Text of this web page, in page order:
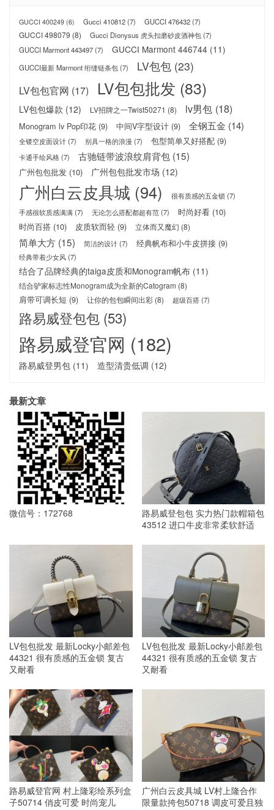
GUCCI 400249 (6) Gucci 410812(7) GUCCI 476432(7)
GUCCI 498079 (8) Gucci Dionysus 虎头扣磨砂皮酒神包(7)
GUCCI Marmont 443497(7) GUCCI Marmont 446744 (11)
GUCCI最新 Marmont 绗缝链条包(7) LV包包 (23)
LV包包官网 (17) LV包包批发 (83)
LV包包爆款 (12) LV招牌之一Twist50271 (8) lv男包 (18)
Monogram lv Pop印花 (9) 中间V字型设计 (9) 全钢五金 (14)
全镂空皮面设计(7) 别具一格的浪漫 (7) 包型简单又好搭配 (9)
卡通手绘风格(7) 古驰链带波浪纹肩背包 (15)
广州包包批发 (10) 广州包包批发市场 (12)
广州白云皮具城 (94) 很有质感的五金锁 (7)
手感很软质感满满(7) 无论怎么搭配都超有范(7) 时尚好看 (10)
时尚百搭 (10) 皮质软而轻 (9) 立体而又魔幻 (8)
简单大方 (15) 简洁的设计(7) 经典帆布和小牛皮拼接 (9)
经典带着少女风(7)
结合了品牌经典的taiga皮质和Monogram帆布 (11)
结合驴家标志性Monogram成为全新的Catogram (8)
肩带可调长短 (9) 让你的包包瞬间出彩 (8) 超级百搭(7)
路易威登包包 (53)
路易威登官网 (182)
路易威登男包 (11) 造型清贵低调 (12)
最新文章
微信号：172768
路易威登包包 实力热门款帽箱包
43512 进口牛皮非常柔软舒适
LV包包批发 最新Locky小邮差包
44321 很有质感的五金锁 复古
又耐看
LV包包批发 最新Locky小邮差包
44321 很有质感的五金锁 复古
又耐看
路易威登官网 村上隆彩绘系列盒
子50714 俏皮可爱 时尚宠儿
广州白云皮具城 LV村上隆合作
限量款挎包50718 调皮可爱且独